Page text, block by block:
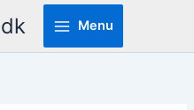
Menu